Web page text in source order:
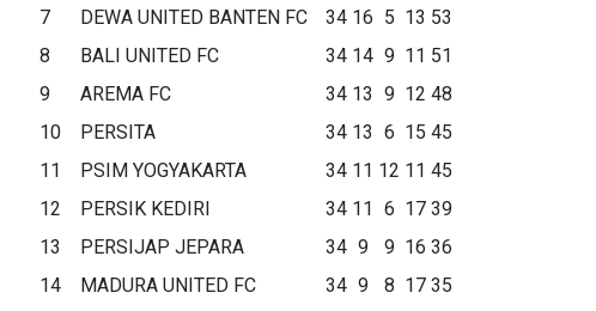
7
DEWA UNITED BANTEN FC 34 16 5 13 53
8
BALI UNITED FC 34 14 9 11 51
9
AREMA FC 34 13 9 12 48
10
PERSITA 34 13 6 15 45
11
PSIM YOGYAKARTA 34 11 12 11 45
12
PERSIK KEDIRI 34 11 6 17 39
13
PERSIJAP JEPARA 34 9 9 16 36
14
MADURA UNITED FC 34 9 8 17 35